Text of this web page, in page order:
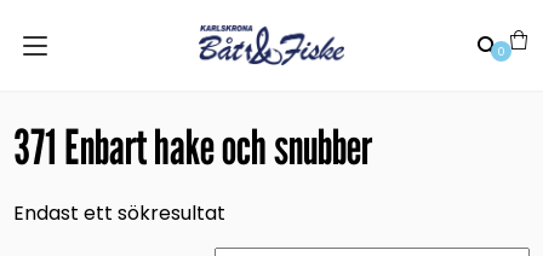
0
371 Enbart hake och snubber
Endast ett sökresultat